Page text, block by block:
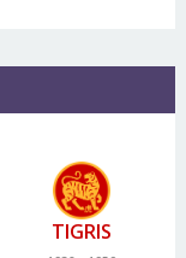
TIGRIS